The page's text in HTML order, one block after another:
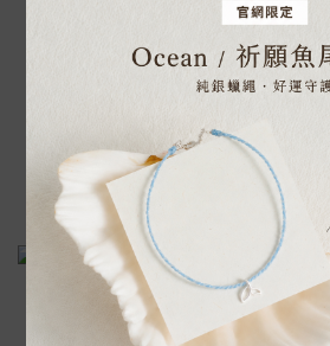
勇敢前行・純銀手鍊